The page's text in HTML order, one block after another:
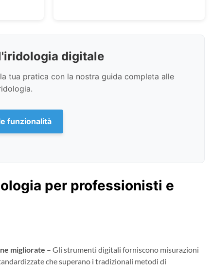
digitale
tua pratica con la nostra guida completa alle
funzionalità
per professionisti e
migliorate – Gli strumenti digitali forniscono misurazioni
che superano i tradizionali metodi di